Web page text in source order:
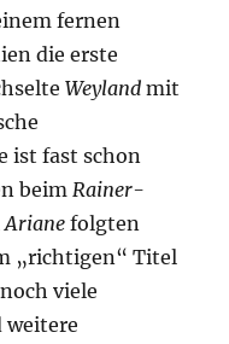
fernen
die erste
Weyland mit
ist fast schon
beim Rainer-
Ariane folgten
„richtigen“ Titel
viele
weitere